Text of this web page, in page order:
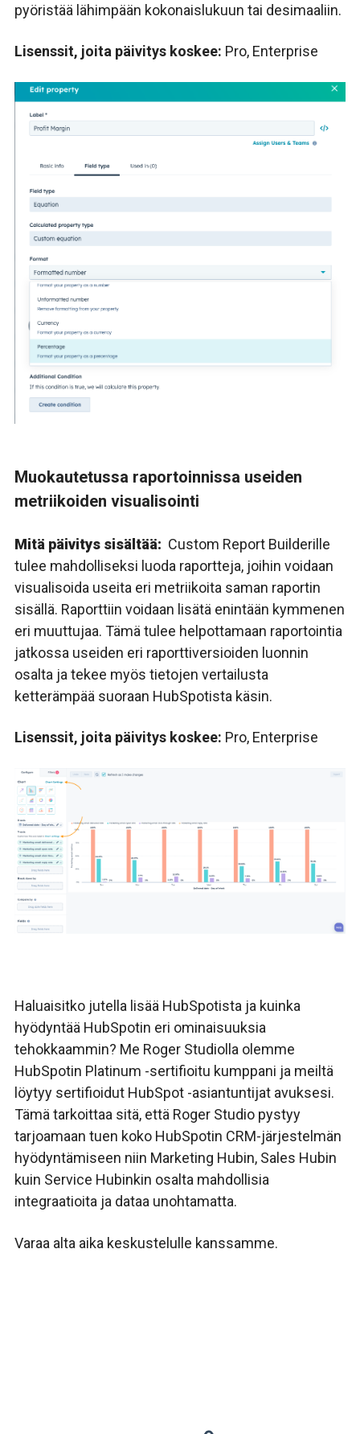
pyöristää lähimpään kokonaislukuun tai desimaaliin.
Lisenssit, joita päivitys koskee: Pro, Enterprise
Muokautetussa raportoinnissa useiden
metriikoiden visualisointi
Mitä päivitys sisältää: Custom Report Builderille
tulee mahdolliseksi luoda raportteja, joihin voidaan
visualisoida useita eri metriikoita saman raportin
sisällä. Raporttiin voidaan lisätä enintään kymmenen
eri muuttujaa. Tämä tulee helpottamaan raportointia
jatkossa useiden eri raporttiversioiden luonnin
osalta ja tekee myös tietojen vertailusta
ketterämpää suoraan HubSpotista käsin.
Lisenssit, joita päivitys koskee: Pro, Enterprise
Haluaisitko jutella lisää HubSpotista ja kuinka
hyödyntää HubSpotin eri ominaisuuksia
tehokkaammin? Me Roger Studiolla olemme
HubSpotin Platinum -sertifioitu kumppani ja meiltä
löytyy sertifioidut HubSpot -asiantuntijat avuksesi.
Tämä tarkoittaa sitä, että Roger Studio pystyy
tarjoamaan tuen koko HubSpotin CRM-järjestelmän
hyödyntämiseen niin Marketing Hubin, Sales Hubin
kuin Service Hubinkin osalta mahdollisia
integraatioita ja dataa unohtamatta.
Varaa alta aika keskustelulle kanssamme.